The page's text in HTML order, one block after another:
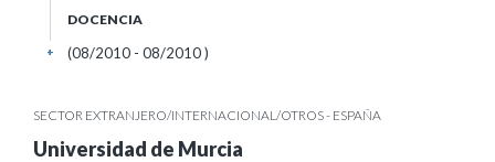
DOCENCIA
(08/2010 - 08/2010 )
+
SECTOR EXTRANJERO/INTERNACIONAL/OTROS - ESPAÑA
Universidad de Murcia